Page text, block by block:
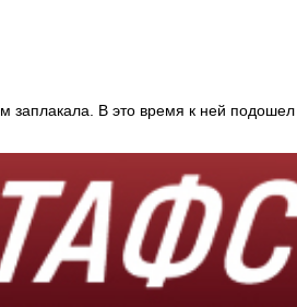
В это время к ней подошел